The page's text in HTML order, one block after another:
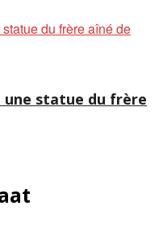
une statue du frère